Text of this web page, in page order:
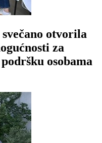
otvorila
za
osobama